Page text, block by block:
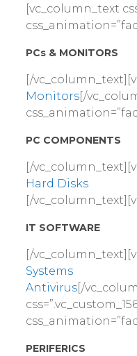
[vc_column_text
PCs & MONITORS
[/
Monitors [/
PC COMPONENTS
[/
Hard Disks
[/
IT SOFTWARE
[/
Systems
Antivirus [/
PERIFERICS